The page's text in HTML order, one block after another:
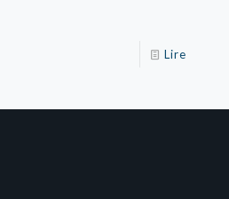
Lire